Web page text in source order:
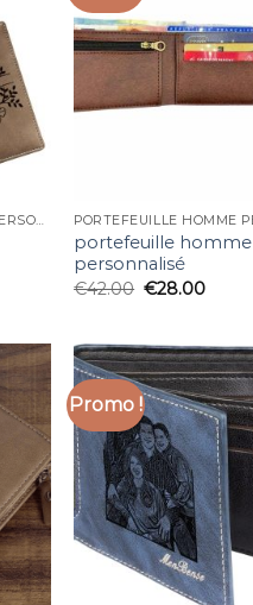
PORTEFEUILLE HOMME PERSONNALISÉ
portefeuille homme
personnalisé
€42.00 €28.00
Promo !